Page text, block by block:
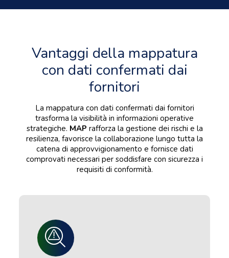
Vantaggi della mappatura
con dati confermati dai
fornitori
La mappatura con dati confermati dai fornitori
trasforma la visibilità in informazioni operative
strategiche. MAP rafforza la gestione dei rischi e la
resilienza, favorisce la collaborazione lungo tutta la
catena di approvvigionamento e fornisce dati
comprovati necessari per soddisfare con sicurezza i
requisiti di conformità.